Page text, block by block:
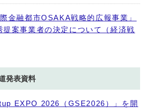
金融都市OSAKA戦略的広報事業」
提案事業者の決定について（経済戦
発表資料
EXPO 2026（GSE2026）」を開